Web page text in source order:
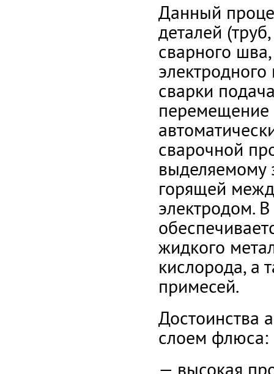
Данный
деталей
сварного
сварки
перемещение
сварочной
выделяемому
горящей
электродом.
жидкого
кислорода, а
примесей.
Достоинства
слоем флюса:
— высокая